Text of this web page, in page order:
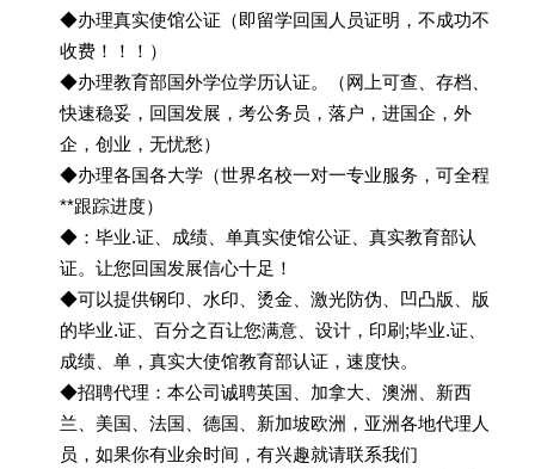
◆办理真实使馆公证（即留学回国人员证明，不成功不
收费！！！）
◆办理教育部国外学位学历认证。（网上可查、存档、
快速稳妥，回国发展，考公务员，落户，进国企，外
企，创业，无忧愁）
◆办理各国各大学（世界名校一对一专业服务，可全程
**跟踪进度）
◆：毕业.证、成绩、单真实使馆公证、真实教育部认
证。让您回国发展信心十足！
◆可以提供钢印、水印、烫金、激光防伪、凹凸版、版
的毕业.证、百分之百让您满意、设计，印刷;毕业.证、
成绩、单，真实大使馆教育部认证，速度快。
◆招聘代理：本公司诚聘英国、加拿大、澳洲、新西
兰、美国、法国、德国、新加坡欧洲，亚洲各地代理人
员，如果你有业余时间，有兴趣就请联系我们